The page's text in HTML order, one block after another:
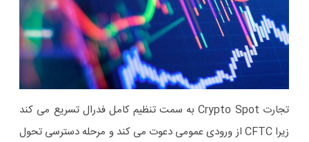
تجارت Crypto Spot به سمت تنظیم کامل فدرال تسریع می کند
زیرا CFTC از ورودی عمومی دعوت می کند و مرحله دسترسی تحول